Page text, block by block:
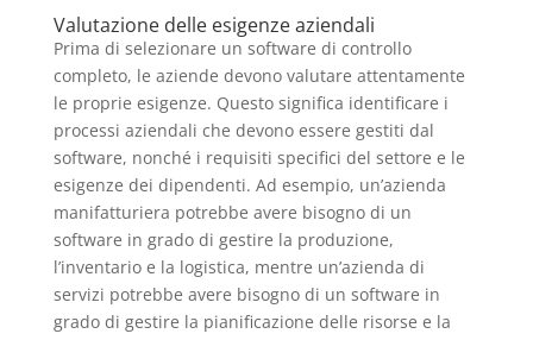
Valutazione delle esigenze aziendali
Prima di selezionare un software di controllo
completo, le aziende devono valutare attentamente
le proprie esigenze. Questo significa identificare i
processi aziendali che devono essere gestiti dal
software, nonché i requisiti specifici del settore e le
esigenze dei dipendenti. Ad esempio, un’azienda
manifatturiera potrebbe avere bisogno di un
software in grado di gestire la produzione,
l’inventario e la logistica, mentre un’azienda di
servizi potrebbe avere bisogno di un software in
grado di gestire la pianificazione delle risorse e la